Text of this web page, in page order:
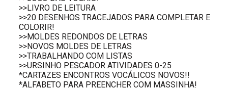
>>LIVRO DE LEITURA
>>20 DESENHOS TRACEJADOS PARA COMPLETAR E
COLORIR!
>>MOLDES REDONDOS DE LETRAS
>>NOVOS MOLDES DE LETRAS
>>TRABALHANDO COM LISTAS
>>URSINHO PESCADOR ATIVIDADES 0-25
*CARTAZES ENCONTROS VOCÁLICOS NOVOS!!
*ALFABETO PARA PREENCHER COM MASSINHA!